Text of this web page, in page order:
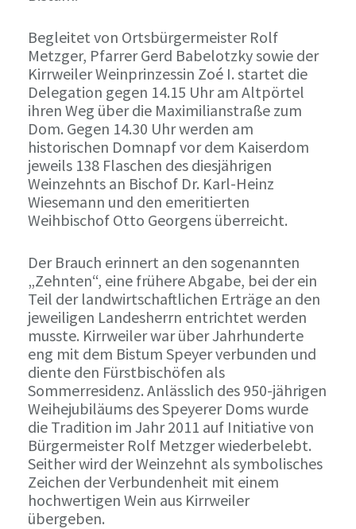
Begleitet von Ortsbürgermeister Rolf
Metzger, Pfarrer Gerd Babelotzky sowie der
Kirrweiler Weinprinzessin Zoé I. startet die
Delegation gegen 14.15 Uhr am Altpörtel
ihren Weg über die Maximilianstraße zum
Dom. Gegen 14.30 Uhr werden am
historischen Domnapf vor dem Kaiserdom
jeweils 138 Flaschen des diesjährigen
Weinzehnts an Bischof Dr. Karl-Heinz
Wiesemann und den emeritierten
Weihbischof Otto Georgens überreicht.
Der Brauch erinnert an den sogenannten
„Zehnten“, eine frühere Abgabe, bei der ein
Teil der landwirtschaftlichen Erträge an den
jeweiligen Landesherrn entrichtet werden
musste. Kirrweiler war über Jahrhunderte
eng mit dem Bistum Speyer verbunden und
diente den Fürstbischöfen als
Sommerresidenz. Anlässlich des 950-jährigen
Weihejubiläums des Speyerer Doms wurde
die Tradition im Jahr 2011 auf Initiative von
Bürgermeister Rolf Metzger wiederbelebt.
Seither wird der Weinzehnt als symbolisches
Zeichen der Verbundenheit mit einem
hochwertigen Wein aus Kirrweiler
übergeben.